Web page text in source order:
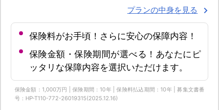
プランの中身を見る
保険料がお手頃！さらに安心の保障内容！
保険金額・保険期間が選べる！あなたにピ
ッタリな保障内容を選択いただけます。
保険金額：1,000万円 | 保険期間：10年 | 保険料払込期間：10年 | 募集文書番
号：HP-T110-772-26019315(2025.12.16)